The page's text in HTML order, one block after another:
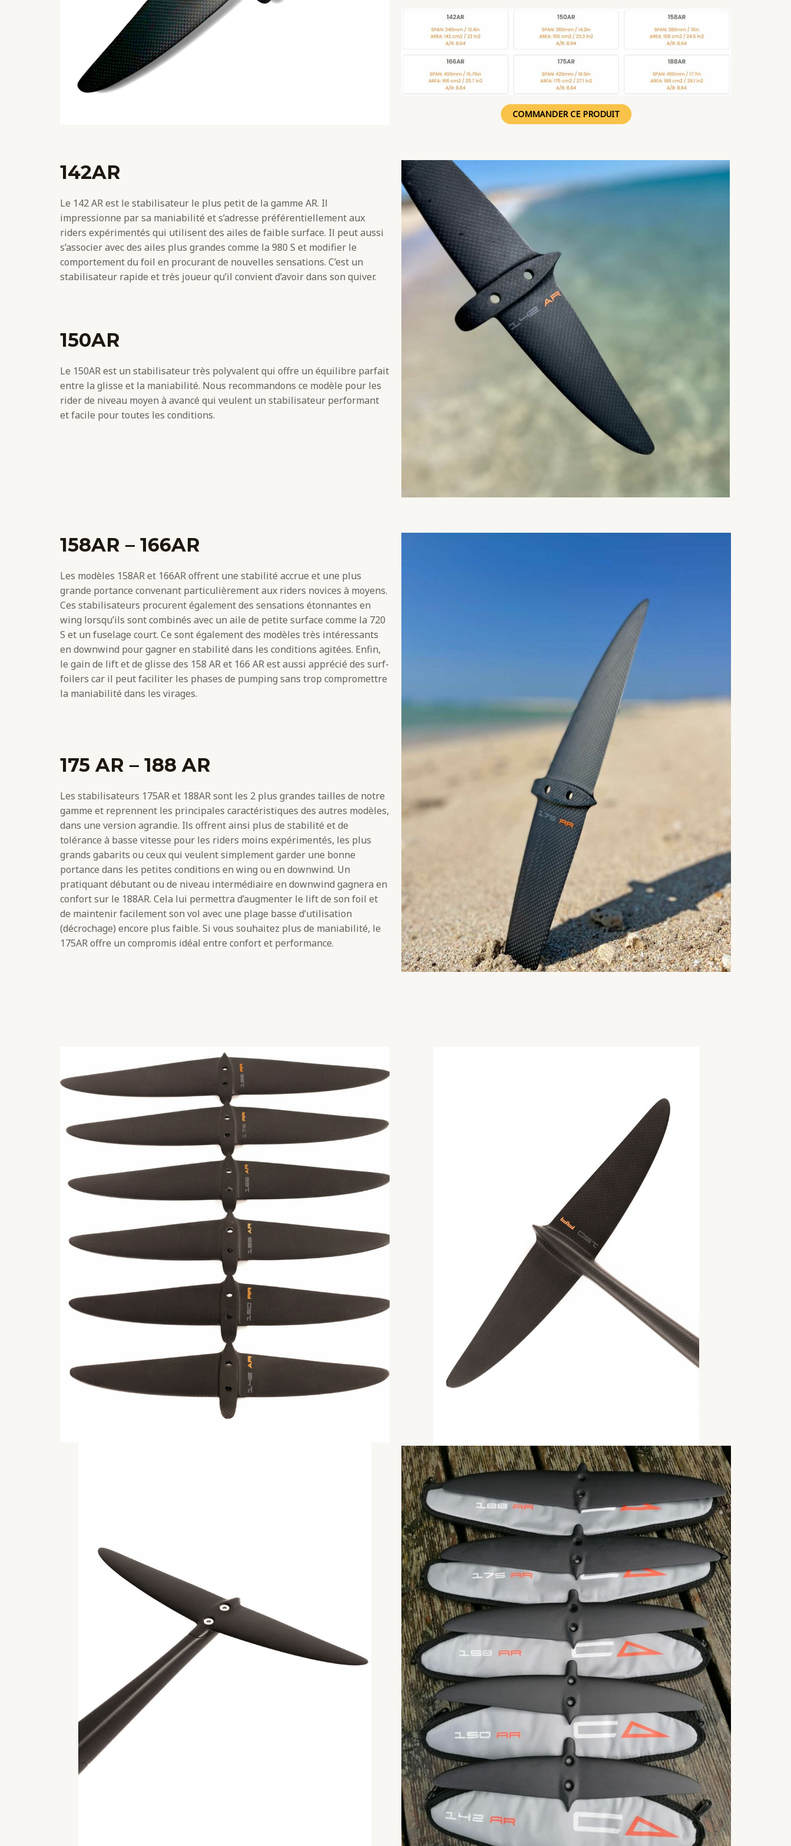
COMMANDER CE PRODUIT
142AR
Le 142 AR est le stabilisateur le plus petit de la gamme AR. Il
impressionne par sa maniabilité et s’adresse préférentiellement aux
riders expérimentés qui utilisent des ailes de faible surface. Il peut aussi
s’associer avec des ailes plus grandes comme la 980 S et modifier le
comportement du foil en procurant de nouvelles sensations. C’est un
stabilisateur rapide et très joueur qu’il convient d’avoir dans son quiver.
150AR
Le 150AR est un stabilisateur très polyvalent qui offre un équilibre parfait
entre la glisse et la maniabilité. Nous recommandons ce modèle pour les
rider de niveau moyen à avancé qui veulent un stabilisateur performant
et facile pour toutes les conditions.
158AR – 166AR
Les modèles 158AR et 166AR offrent une stabilité accrue et une plus
grande portance convenant particulièrement aux riders novices à moyens.
Ces stabilisateurs procurent également des sensations étonnantes en
wing lorsqu’ils sont combinés avec un aile de petite surface comme la 720
S et un fuselage court. Ce sont également des modèles très intéressants
en downwind pour gagner en stabilité dans les conditions agitées. Enfin,
le gain de lift et de glisse des 158 AR et 166 AR est aussi apprécié des surf-
foilers car il peut faciliter les phases de pumping sans trop compromettre
la maniabilité dans les virages.
175 AR – 188 AR
Les stabilisateurs 175AR et 188AR sont les 2 plus grandes tailles de notre
gamme et reprennent les principales caractéristiques des autres modèles,
dans une version agrandie. Ils offrent ainsi plus de stabilité et de
tolérance à basse vitesse pour les riders moins expérimentés, les plus
grands gabarits ou ceux qui veulent simplement garder une bonne
portance dans les petites conditions en wing ou en downwind. Un
pratiquant débutant ou de niveau intermédiaire en downwind gagnera en
confort sur le 188AR. Cela lui permettra d’augmenter le lift de son foil et
de maintenir facilement son vol avec une plage basse d’utilisation
(décrochage) encore plus faible. Si vous souhaitez plus de maniabilité, le
175AR offre un compromis idéal entre confort et performance.